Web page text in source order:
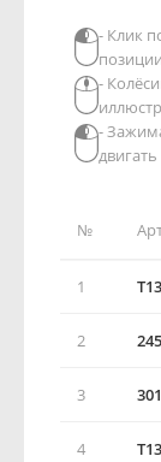
№
1
2
3
4
- Клик
-
-